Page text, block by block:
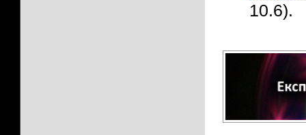
10.6).